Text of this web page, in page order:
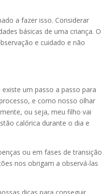
a fazer isso. Considerar
básicas de uma criança. O
e cuidado e não
um passo a passo para
e como nosso olhar
ou seja, meu filho vai
calórica durante o dia e
ou em fases de transição
nos obrigam a observá-las